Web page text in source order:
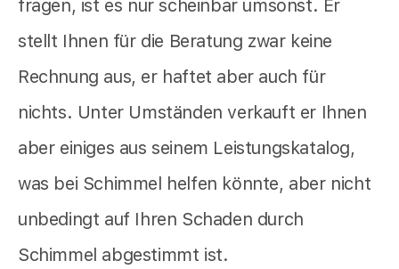
fragen, ist es nur scheinbar umsonst. Er
stellt Ihnen für die Beratung zwar keine
Rechnung aus, er haftet aber auch für
nichts. Unter Umständen verkauft er Ihnen
aber einiges aus seinem Leistungskatalog,
was bei Schimmel helfen könnte, aber nicht
unbedingt auf Ihren Schaden durch
Schimmel abgestimmt ist.